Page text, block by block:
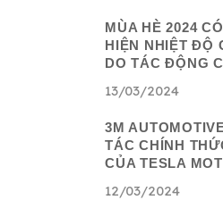
MÙA HÈ 2024
HIỆN NHIỆT ĐỘ
DO TÁC ĐỘNG
13/03/2024
3M
TÁC CHÍNH
CỦA TESLA
12/03/2024